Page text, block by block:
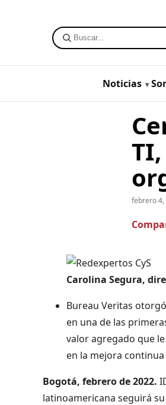
Noticias
febrero 4,
Carolina Segura,
Bureau Veritas
en una de las
valor agregado que
en la mejora
Bogotá, febrero de 2022.
latinoamericana seguirá